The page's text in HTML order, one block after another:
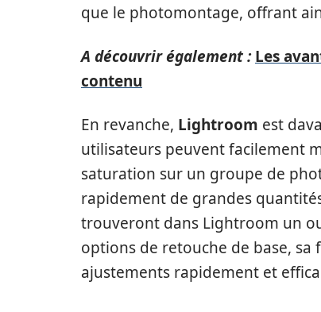
que le photomontage, offrant
A découvrir également : Les
contenu
En revanche, Lightroom est
utilisateurs peuvent facilement
saturation sur un groupe de
rapidement de grandes
trouveront dans Lightroom un
options de retouche de base, sa
ajustements rapidement et